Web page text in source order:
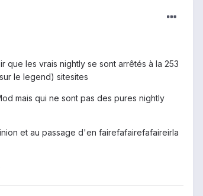
les vrais nightly se sont arrêtés à la 253
le legend) sitesites
mais qui ne sont pas des pures nightly
et au passage d'en fairefafairefafaireirla